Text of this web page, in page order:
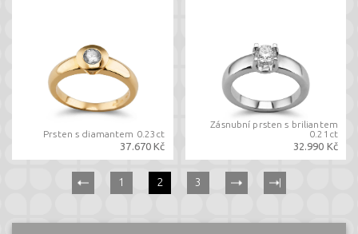
Prsten s diamantem 0.23ct
37.670 Kč
Zásnubní prsten s briliantem
0.21ct
32.990 Kč
1 2 (current)
3